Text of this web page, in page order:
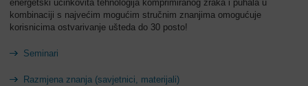
energetski učinkovita tehnologija komprimiranog zraka i puhala u
kombinaciji s najvećim mogućim stručnim znanjima omogućuje
korisnicima ostvarivanje ušteda do 30 posto!
Seminari
Razmjena znanja (savjetnici, materijali)